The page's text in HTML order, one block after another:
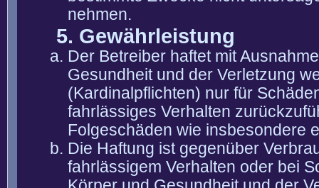
nehmen.
5. Gewährleistung
Der Betreiber haftet mit
Gesundheit und der Verletzung
(Kardinalpflichten) nur für
fahrlässiges Verhalten
Folgeschäden wie insbesondere
Die Haftung ist gegenüber
fahrlässigem Verhalten oder bei